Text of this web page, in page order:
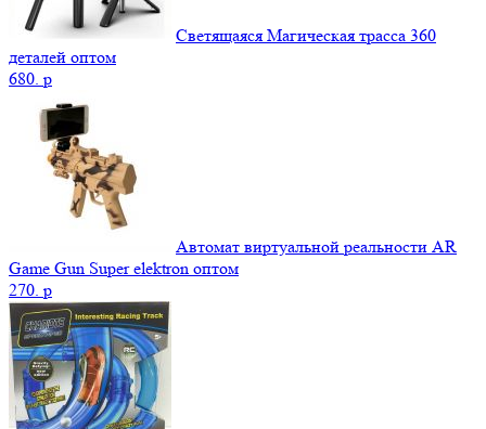
Светящаяся Магическая трасса 360
деталей оптом
680. p
Автомат виртуальной реальности AR
Game Gun Super elektron оптом
270. p